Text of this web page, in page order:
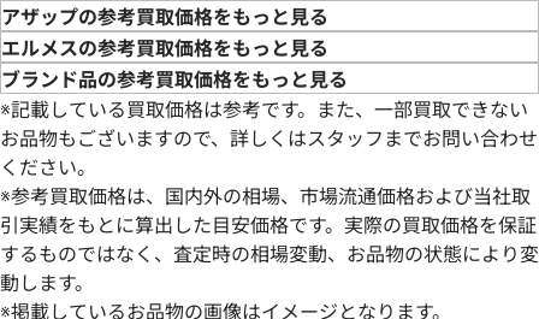
エルメス アザップコンパクトシルクイン
エルメス アザッ
アザップの参考買取価格をもっと見る
エルメスの参考買取価格をもっと見る
ブランド品の参考買取価格をもっと見る
※記載している買取価格は参考です。また、一部買取できない
お品物もございますので、詳しくはスタッフまでお問い合わせ
ください。
※参考買取価格は、国内外の相場、市場流通価格および当社取
引実績をもとに算出した目安価格です。実際の買取価格を保証
するものではなく、査定時の相場変動、お品物の状態により変
動します。
※掲載しているお品物の画像はイメージとなります。